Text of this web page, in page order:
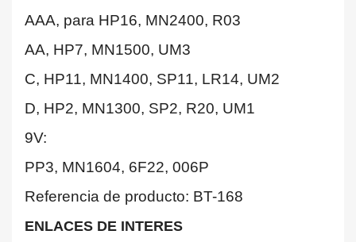
AAA, para HP16, MN2400, R03
AA, HP7, MN1500, UM3
C, HP11, MN1400, SP11, LR14, UM2
D, HP2, MN1300, SP2, R20, UM1
9V:
PP3, MN1604, 6F22, 006P
Referencia de producto: BT-168
ENLACES DE INTERES